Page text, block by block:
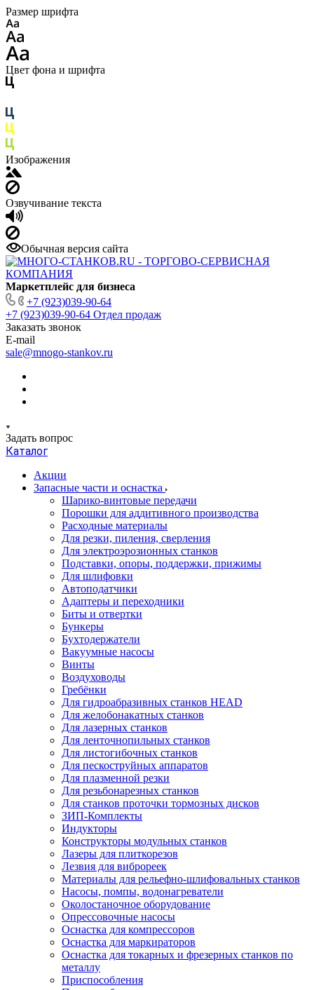
Размер шрифта
Цвет фона и шрифта
Изображения
Озвучивание текста
Обычная версия сайта
Маркетплейс для бизнеса
+7 (923)039-90-64
+7 (923)039-90-64 Отдел продаж
Заказать звонок
E-mail
sale@mnogo-stankov.ru
Задать вопрос
Каталог
Акции
Запасные части и оснастка
Шарико-винтовые передачи
Порошки для аддитивного производства
Расходные материалы
Для резки, пиления, сверления
Для электроэрозионных станков
Подставки, опоры, поддержки, прижимы
Для шлифовки
Автоподатчики
Адаптеры и переходники
Биты и отвертки
Бункеры
Бухтодержатели
Вакуумные насосы
Винты
Воздуховоды
Гребёнки
Для гидроабразивных станков HEAD
Для желобонакатных станков
Для лазерных станков
Для ленточнопильных станков
Для листогибочных станков
Для пескоструйных аппаратов
Для плазменной резки
Для резьбонарезных станков
Для станков проточки тормозных дисков
ЗИП-Комплекты
Индукторы
Конструкторы модульных станков
Лазеры для плиткорезов
Лезвия для виброреек
Материалы для рельефно-шлифовальных станков
Насосы, помпы, водонагреватели
Околостаночное оборудование
Опрессовочные насосы
Оснастка для компрессоров
Оснастка для маркираторов
Оснастка для токарных и фрезерных станков по
металлу
Приспособления